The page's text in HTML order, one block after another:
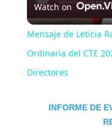
Watch on
Mensaje de Leticia
Ordinaria del CTE
Directores
INFORME DE